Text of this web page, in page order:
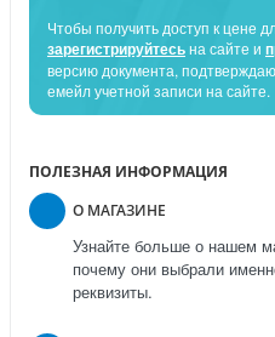
Чтобы получить доступ к цене
зарегистрируйтесьна сайте и
версию документа,
емейл учетной записи на сайте.
ПОЛЕЗНАЯ ИНФОРМАЦИЯ
О МАГАЗИНЕ
Узнайте больше о нашем
почему они выбрали
реквизиты.